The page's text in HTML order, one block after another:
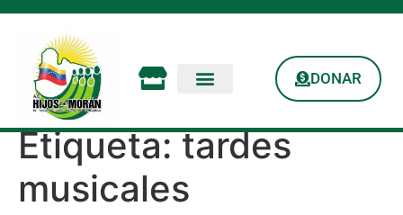
DONAR
Etiqueta:tardes
musicales